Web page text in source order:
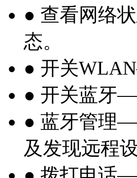
● 查看网络
态。
● 开关
● 开关蓝牙
● 蓝牙管理
及发现远程